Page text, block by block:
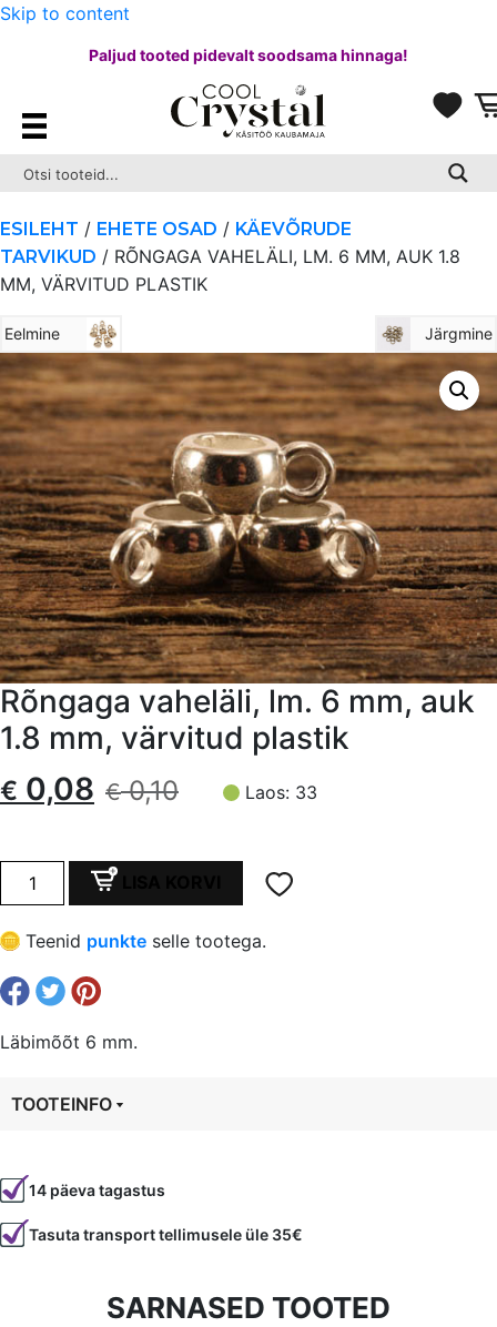
Skip to content
Paljud tooted pidevalt soodsama hinnaga!
ESILEHT / EHETE OSAD / KÄEVÕRUDE
TARVIKUD / RÕNGAGA VAHELÄLI, LM. 6 MM, AUK 1.8
MM, VÄRVITUD PLASTIK
Eelmine Järgmine
Rõngaga vaheläli, lm. 6 mm, auk
1.8 mm, värvitud plastik
€0,10
Algne
oli:
€ 0,10.
€ 0,08
Current
is:
€ 0,08.
Laos: 33
Rõngaga
vaheläli,
lm.
6
mm,
auk
1.8
plastik
Teenid punkte selle tootega.
Läbimõõt 6 mm.
TOOTEINFO
14 päeva tagastus
Tasuta transport tellimusele üle 35€
SARNASED TOOTED